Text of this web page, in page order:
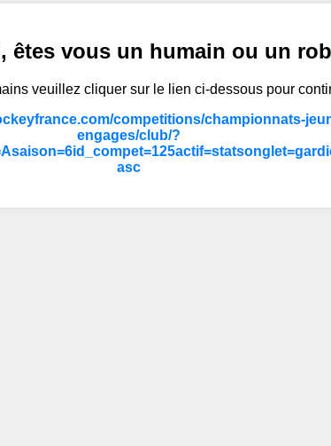
êtes vous un humain ou un
veuillez cliquer sur le lien ci-dessous pour
competitions/championnats-
engages/club/?
asc